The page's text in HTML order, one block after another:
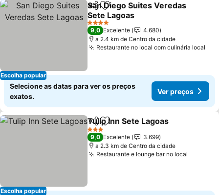
Escolha popular
PartilharAdicionar aos favoritos
San Diego Suites Veredas
Sete Lagoas
4 Estrelas
9,0 Excelente
4.680
a 2.4 km de Centro da cidade
Restaurante no local com culinária local
Selecione as datas para ver os preços
exatos.
Ver preços
Escolha popular
PartilharAdicionar aos favoritos
Tulip Inn Sete Lagoas
3 Estrelas
9,0 Excelente
3.699
a 2.3 km de Centro da cidade
Restaurante e lounge bar no local